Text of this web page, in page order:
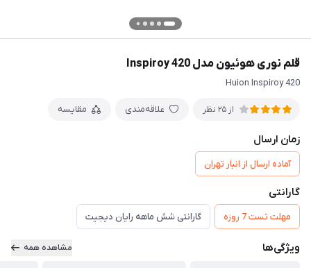
قلم نوری هوئیون مدل Inspiroy 420
Huion Inspiroy 420
از 25 نظر علاقه‌مندی مقایسه
زمان ارسال
آماده ارسال از انبار تهران
گارانتی
مهلت تست 7 روزه گارانتی شش ماهه رایان دیجیت
ویژگی‌ها مشاهده همه